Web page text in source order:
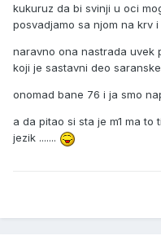
kukuruz da bi svinji u oci
posvadjamo sa njom na krv i
naravno ona nastrada uvek
koji je sastavni deo saranske
onomad bane 76 i ja smo
a da pitao si sta je m1 ma
jezik .......